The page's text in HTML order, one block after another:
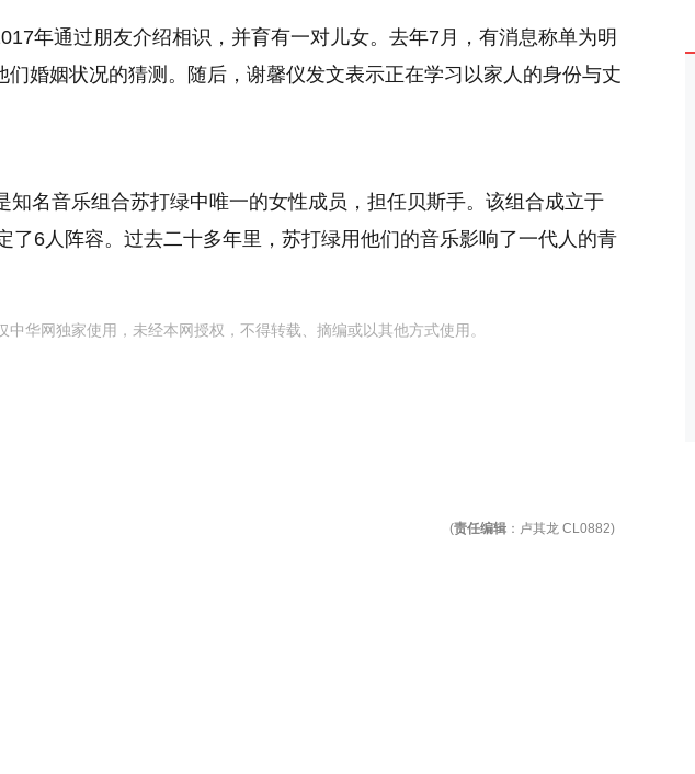
年通过朋友介绍相识，并育有一对儿女。去年7月，有消息称单为明
们婚姻状况的猜测。随后，谢馨仪发文表示正在学习以家人的身份与丈
知名音乐组合苏打绿中唯一的女性成员，担任贝斯手。该组合成立于
了6人阵容。过去二十多年里，苏打绿用他们的音乐影响了一代人的青
中华网独家使用，未经本网授权，不得转载、摘编或以其他方式使用。
(责任编辑 ：卢其龙 CL0882)